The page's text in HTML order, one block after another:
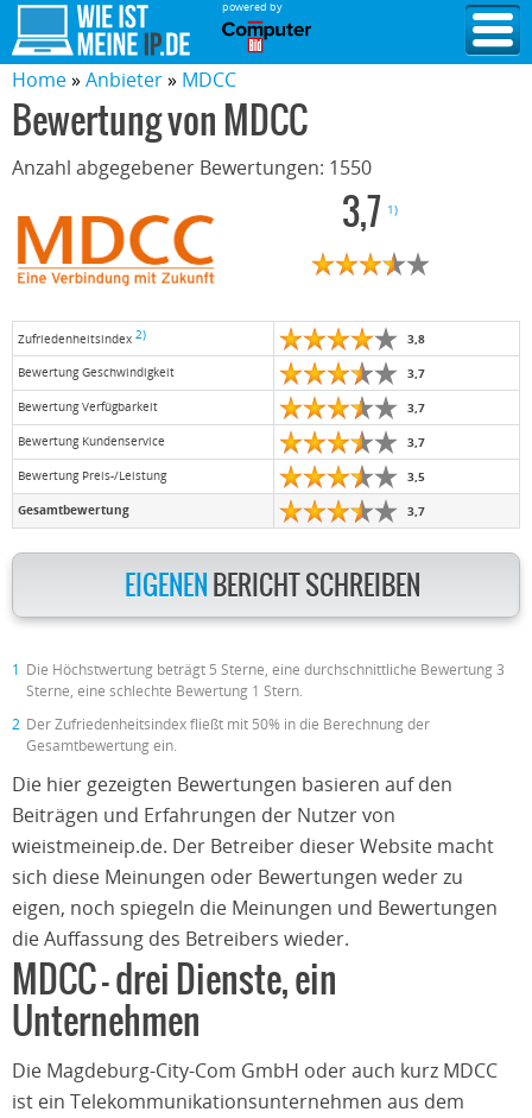
powered by
Home Anbieter MDCC
Bewertung von MDCC
Anzahl abgegebener Bewertungen: 1550
3,7 1)
Zufriedenheitsindex 2) 3,8
Bewertung Geschwindigkeit 3,7
Bewertung Verfügbarkeit 3,7
Bewertung Kundenservice 3,7
Bewertung Preis-/Leistung 3,5
Gesamtbewertung 3,7
EIGENEN BERICHT SCHREIBEN
1 Die Höchstwertung beträgt 5 Sterne, eine durchschnittliche Bewertung 3
Sterne, eine schlechte Bewertung 1 Stern.
2 Der Zufriedenheitsindex fließt mit 50% in die Berechnung der
Gesamtbewertung ein.
Die hier gezeigten Bewertungen basieren auf den
Beiträgen und Erfahrungen der Nutzer von
wieistmeineip.de. Der Betreiber dieser Website macht
sich diese Meinungen oder Bewertungen weder zu
eigen, noch spiegeln die Meinungen und Bewertungen
die Auffassung des Betreibers wieder.
MDCC – drei Dienste, ein
Unternehmen
Die Magdeburg-City-Com GmbH oder auch kurz MDCC
ist ein Telekommunikationsunternehmen aus dem